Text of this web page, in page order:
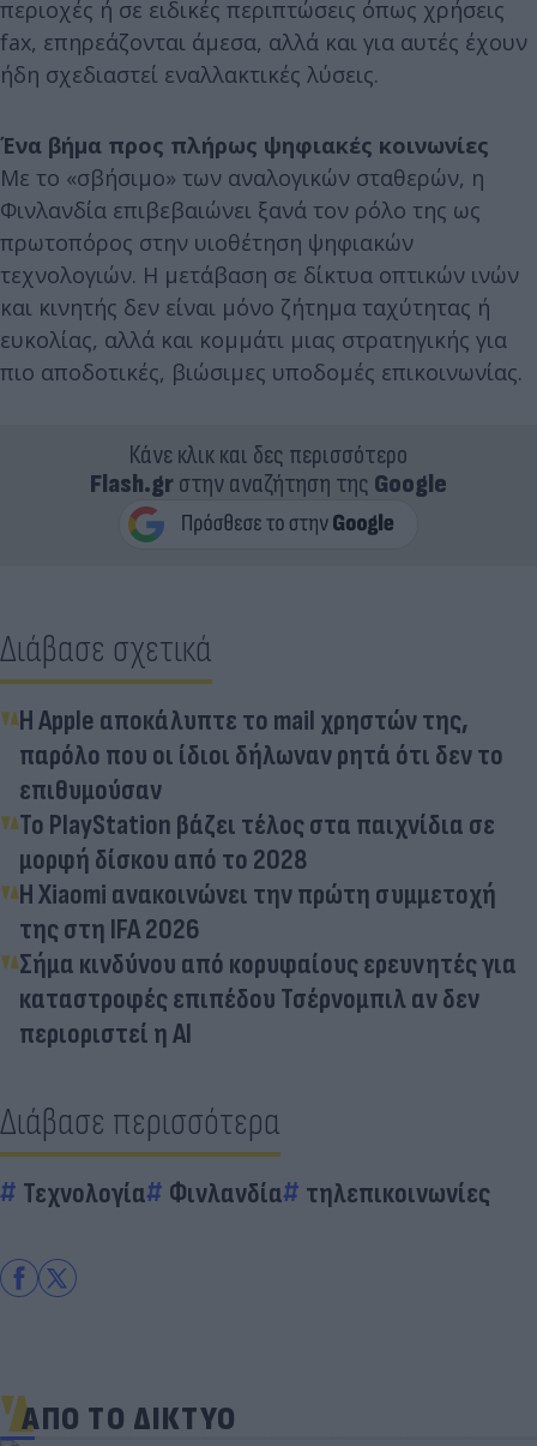
περιοχές ή σε ειδικές περιπτώσεις όπως χρήσεις
fax, επηρεάζονται άμεσα, αλλά και για αυτές έχουν
ήδη σχεδιαστεί εναλλακτικές λύσεις.
Ένα βήμα προς πλήρως ψηφιακές κοινωνίες
Με το «σβήσιμο» των αναλογικών σταθερών, η
Φινλανδία επιβεβαιώνει ξανά τον ρόλο της ως
πρωτοπόρος στην υιοθέτηση ψηφιακών
τεχνολογιών. Η μετάβαση σε δίκτυα οπτικών ινών
και κινητής δεν είναι μόνο ζήτημα ταχύτητας ή
ευκολίας, αλλά και κομμάτι μιας στρατηγικής για
πιο αποδοτικές, βιώσιμες υποδομές επικοινωνίας.
Κάνε κλικ και δες περισσότερο
Flash.grστην αναζήτηση της Google
Διάβασε σχετικά
Η Apple αποκάλυπτε το mail χρηστών της,
παρόλο που οι ίδιοι δήλωναν ρητά ότι δεν το
επιθυμούσαν
Το PlayStation βάζει τέλος στα παιχνίδια σε
μορφή δίσκου από το 2028
Η Xiaomi ανακοινώνει την πρώτη συμμετοχή
της στη IFA 2026
Σήμα κινδύνου από κορυφαίους ερευνητές για
καταστροφές επιπέδου Τσέρνομπιλ αν δεν
περιοριστεί η AI
Διάβασε περισσότερα
Τεχνολογία Φινλανδία τηλεπικοινωνίες
ΑΠΟ ΤΟ ΔΙΚΤΥΟ